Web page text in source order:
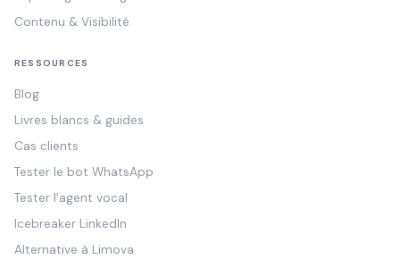
Contenu & Visibilité
RESSOURCES
Blog
Livres blancs & guides
Cas clients
Tester le bot WhatsApp
Tester l'agent vocal
Icebreaker LinkedIn
Alternative à Limova